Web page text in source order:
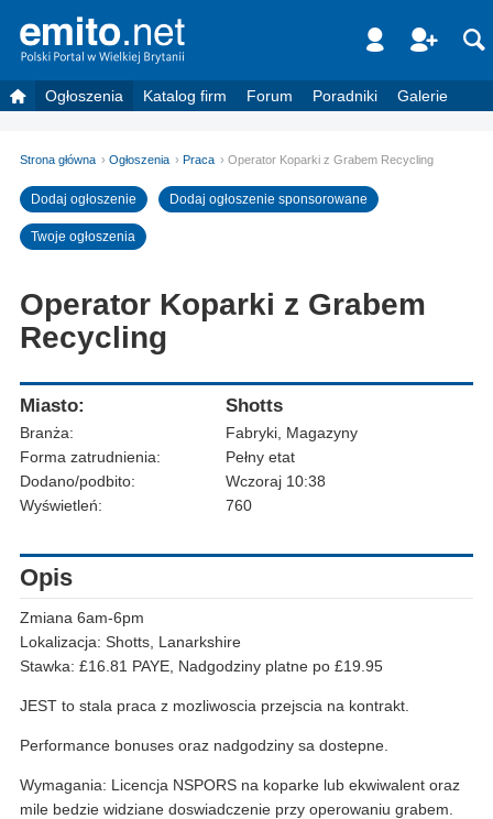
Ogłoszenia Katalog firm Forum Poradniki Galerie
Strona główna Ogłoszenia Praca Operator Koparki z Grabem Recycling
Dodaj ogłoszenie Dodaj ogłoszenie sponsorowane
Twoje ogłoszenia
Operator Koparki z Grabem
Recycling
Miasto: Shotts
Branża:
Fabryki, Magazyny
Forma zatrudnienia:
Pełny etat
Dodano/podbito:
Wczoraj 10:38
Wyświetleń:
760
Opis
Zmiana 6am-6pm
Lokalizacja: Shotts, Lanarkshire
Stawka: £16.81 PAYE, Nadgodziny platne po £19.95
JEST to stala praca z mozliwoscia przejscia na kontrakt.
Performance bonuses oraz nadgodziny sa dostepne.
Wymagania: Licencja NSPORS na koparke lub ekwiwalent oraz
mile bedzie widziane doswiadczenie przy operowaniu grabem.